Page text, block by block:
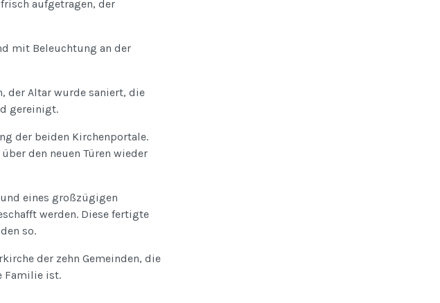
aufgetragen, der
mit Beleuchtung an der
der Altar wurde saniert, die
gereinigt.
der beiden Kirchenportale.
den neuen Türen wieder
eines großzügigen
werden. Diese fertigte
so.
der zehn Gemeinden, die
Familie ist.